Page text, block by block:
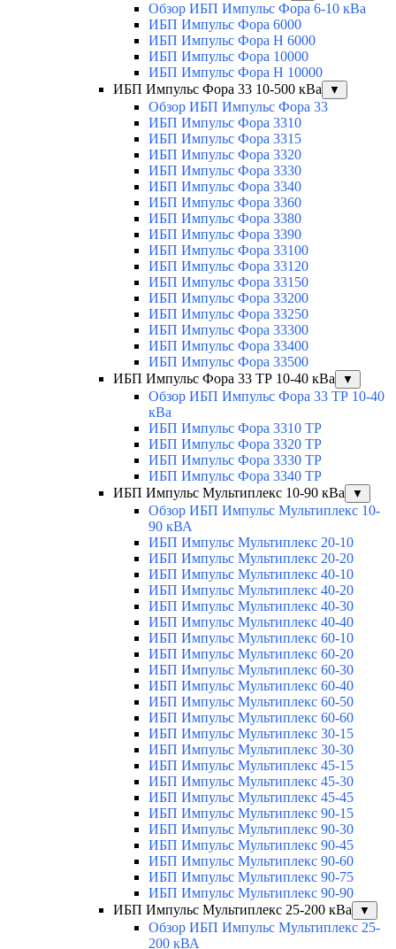
Обзор ИБП Импульс Фора 6-10 кВа
ИБП Импульс Фора 6000
ИБП Импульс Фора H 6000
ИБП Импульс Фора 10000
ИБП Импульс Фора H 10000
ИБП Импульс Фора 33 10-500 кВа
▼
Обзор ИБП Импульс Фора 33
ИБП Импульс Фора 3310
ИБП Импульс Фора 3315
ИБП Импульс Фора 3320
ИБП Импульс Фора 3330
ИБП Импульс Фора 3340
ИБП Импульс Фора 3360
ИБП Импульс Фора 3380
ИБП Импульс Фора 3390
ИБП Импульс Фора 33100
ИБП Импульс Фора 33120
ИБП Импульс Фора 33150
ИБП Импульс Фора 33200
ИБП Импульс Фора 33250
ИБП Импульс Фора 33300
ИБП Импульс Фора 33400
ИБП Импульс Фора 33500
ИБП Импульс Фора 33 ТР 10-40 кВа
▼
Обзор ИБП Импульс Фора 33 ТР 10-40
кВа
ИБП Импульс Фора 3310 ТР
ИБП Импульс Фора 3320 ТР
ИБП Импульс Фора 3330 ТР
ИБП Импульс Фора 3340 ТР
ИБП Импульс Мультиплекс 10-90 кВа
▼
Обзор ИБП Импульс Мультиплекс 10-
90 кВА
ИБП Импульс Мультиплекс 20-10
ИБП Импульс Мультиплекс 20-20
ИБП Импульс Мультиплекс 40-10
ИБП Импульс Мультиплекс 40-20
ИБП Импульс Мультиплекс 40-30
ИБП Импульс Мультиплекс 40-40
ИБП Импульс Мультиплекс 60-10
ИБП Импульс Мультиплекс 60-20
ИБП Импульс Мультиплекс 60-30
ИБП Импульс Мультиплекс 60-40
ИБП Импульс Мультиплекс 60-50
ИБП Импульс Мультиплекс 60-60
ИБП Импульс Мультиплекс 30-15
ИБП Импульс Мультиплекс 30-30
ИБП Импульс Мультиплекс 45-15
ИБП Импульс Мультиплекс 45-30
ИБП Импульс Мультиплекс 45-45
ИБП Импульс Мультиплекс 90-15
ИБП Импульс Мультиплекс 90-30
ИБП Импульс Мультиплекс 90-45
ИБП Импульс Мультиплекс 90-60
ИБП Импульс Мультиплекс 90-75
ИБП Импульс Мультиплекс 90-90
ИБП Импульс Мультиплекс 25-200 кВа
▼
Обзор ИБП Импульс Мультиплекс 25-
200 кВА